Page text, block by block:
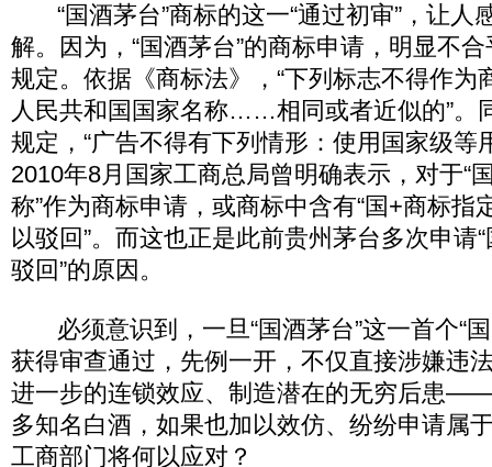
“国酒茅台”商标的这一“通过初审”，让人
解。因为，“国酒茅台”的商标申请，明显不
规定。依据《商标法》，“下列标志不得作
人民共和国国家名称……相同或者近似的”。
规定，“广告不得有下列情形：使用国家级等
2010年8月国家工商总局曾明确表示，对于“
称”作为商标申请，或商标中含有“国+商标指
以驳回”。而这也正是此前贵州茅台多次申请“
驳回”的原因。
必须意识到，一旦“国酒茅台”这一首个“
获得审查通过，先例一开，不仅直接涉嫌违
进一步的连锁效应、制造潜在的无穷后患
多知名白酒，如果也加以效仿、纷纷申请属
工商部门将何以应对？